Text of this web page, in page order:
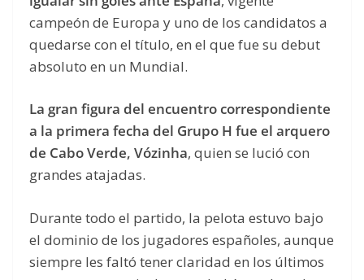
campeón de Europa y uno de los candidatos a
quedarse con el título, en el que fue su debut
absoluto en un Mundial.
La gran figura del encuentro correspondiente
a la primera fecha del Grupo H fue el arquero
de Cabo Verde, Vózinha, quien se lució con
grandes atajadas.
Durante todo el partido, la pelota estuvo bajo
el dominio de los jugadores españoles, aunque
siempre les faltó tener claridad en los últimos